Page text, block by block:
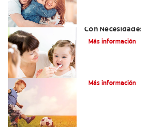
Con
Más información
Más información